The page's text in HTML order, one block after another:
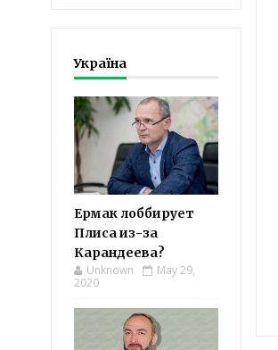
Україна
Ермак лоббирует
Плиса из-за
Карандеева?
Unknown
May 29,
2020